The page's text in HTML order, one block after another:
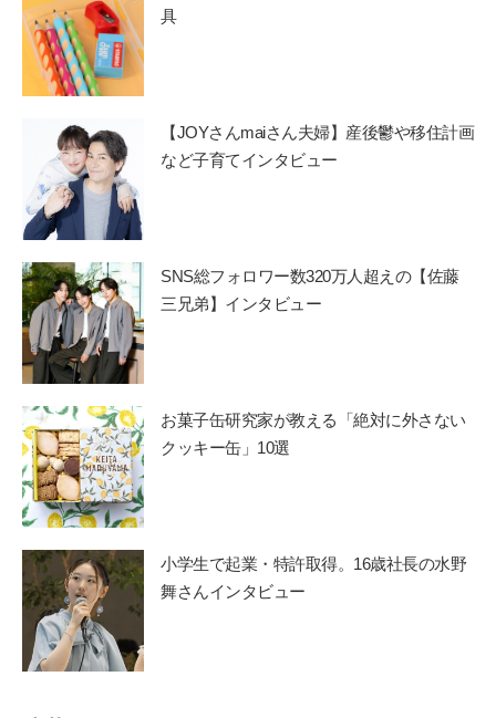
具
【JOYさんmaiさん夫婦】産後鬱や移住計画
など子育てインタビュー
SNS総フォロワー数320万人超えの【佐藤
三兄弟】インタビュー
お菓子缶研究家が教える「絶対に外さない
クッキー缶」10選
小学生で起業・特許取得。16歳社長の水野
舞さんインタビュー